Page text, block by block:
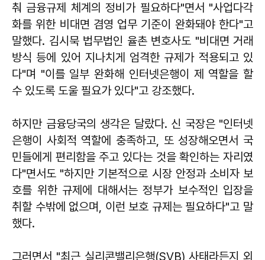
춰 금융규제 체계의 정비가 필요하다"면서 "사업다각
화를 위한 비대면 겸영 업무 기준이 완화돼야 한다"고
말했다. 김시묵 법무법인 율촌 변호사도 "비대면 거래
방식 등에 있어 지나치게 엄격한 규제가 적용되고 있
다"며 "이를 일부 완화해 인터넷은행이 제 역할을 할
수 있도록 도울 필요가 있다"고 강조했다.
하지만 금융당국의 생각은 달랐다. 신 국장은 "인터넷
은행이 사회적 역할에 충족하고, 또 성장해오면서 국
민들에게 편리함을 주고 있다는 것을 확인하는 자리였
다"면서도 "하지만 기본적으로 시장 안정과 소비자 보
호를 위한 규제에 대해서는 정부가 보수적인 입장을
취할 수밖에 없으며, 이런 보호 규제는 필요하다"고 말
했다.
그러면서 "최근 실리콘밸리은행(SVB) 사태라든지 외